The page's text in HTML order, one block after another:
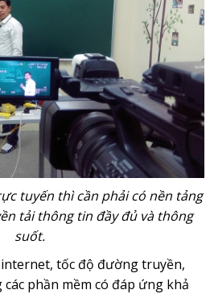
tuyến thì cần phải có nền tảng
tải thông tin đầy đủ và thông
suốt.
tốc độ đường truyền,
phần mềm có đáp ứng khả